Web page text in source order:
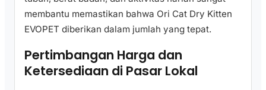
membantu memastikan bahwa Ori Cat Dry Kitten
EVOPET diberikan dalam jumlah yang tepat.
Pertimbangan Harga dan
Ketersediaan di Pasar Lokal